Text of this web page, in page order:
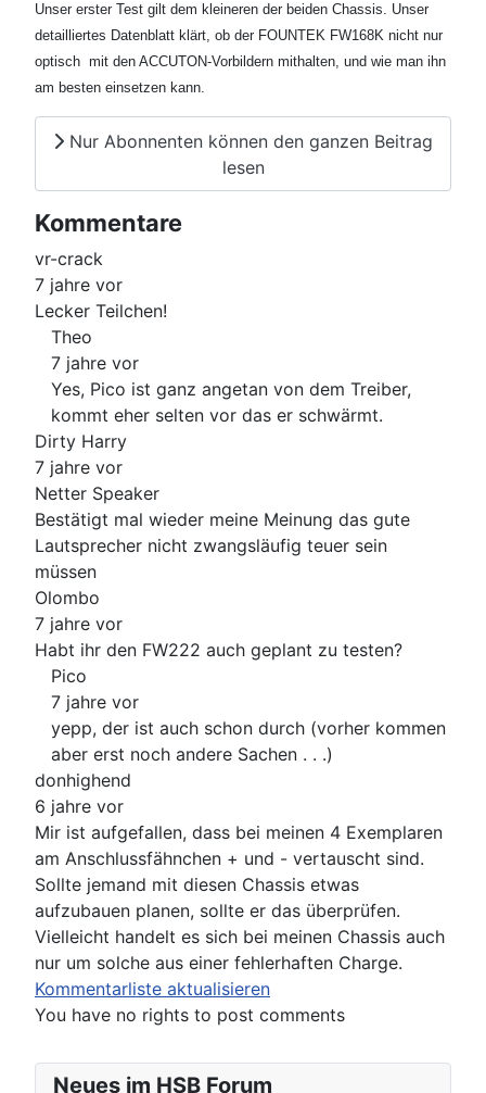
Neues im HSB Forum
Unser erster Test gilt dem kleineren der beiden Chassis. Unser
detailliertes Datenblatt klärt, ob der FOUNTEK FW168K nicht nur
optisch mit den ACCUTON-Vorbildern mithalten, und wie man ihn
am besten einsetzen kann.
Nur Abonnenten können den ganzen Beitrag
lesen
Kommentare
vr-crack
7 jahre vor
Lecker Teilchen!
Theo
7 jahre vor
Yes, Pico ist ganz angetan von dem Treiber,
kommt eher selten vor das er schwärmt.
Dirty Harry
7 jahre vor
Netter Speaker
Bestätigt mal wieder meine Meinung das gute
Lautsprecher nicht zwangsläufig teuer sein
müssen
Olombo
7 jahre vor
Habt ihr den FW222 auch geplant zu testen?
Pico
7 jahre vor
yepp, der ist auch schon durch (vorher kommen
aber erst noch andere Sachen . . .)
donhighend
6 jahre vor
Mir ist aufgefallen, dass bei meinen 4 Exemplaren
am Anschlussfähnchen + und - vertauscht sind.
Sollte jemand mit diesen Chassis etwas
aufzubauen planen, sollte er das überprüfen.
Vielleicht handelt es sich bei meinen Chassis auch
nur um solche aus einer fehlerhaften Charge.
Kommentarliste aktualisieren
You have no rights to post comments